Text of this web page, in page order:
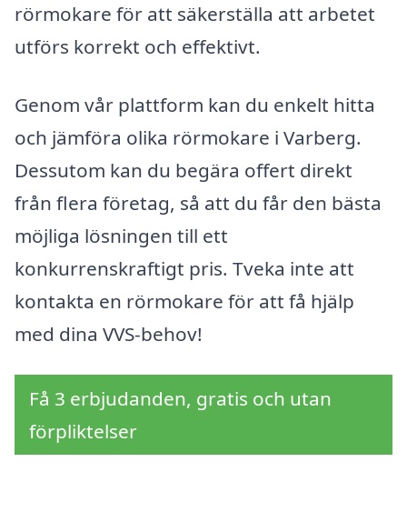
rörmokare för att säkerställa att arbetet
utförs korrekt och effektivt.
Genom vår plattform kan du enkelt hitta
och jämföra olika rörmokare i Varberg.
Dessutom kan du begära offert direkt
från flera företag, så att du får den bästa
möjliga lösningen till ett
konkurrenskraftigt pris. Tveka inte att
kontakta en rörmokare för att få hjälp
med dina VVS-behov!
Få 3 erbjudanden, gratis och utan
förpliktelser